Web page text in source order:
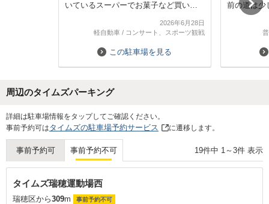
いているスーパーでお菓子など買い出
道も混まずまた機会があれば利用した
2026年6月28日
軽自動車/ コンサート、スポーツ観戦
この駐車場を見る
前の道は少
用できまし
また利用
周辺のタイムズパーキング
詳細は駐車場情報をタップしてご確認ください。
事前予約可はタイムズの駐車場予約サービス に遷移します。
事前予約可 事前予約不可 19件中 1 ～ 3件 表示
タイムズ瑞穂運動場西
瑞穂区から309m 事前予約不可